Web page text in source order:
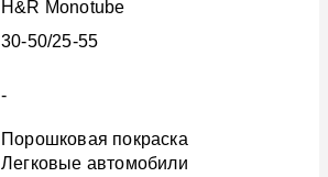
H&R Monotube
30-50/25-55
-
Порошковая покраска
Легковые автомобили